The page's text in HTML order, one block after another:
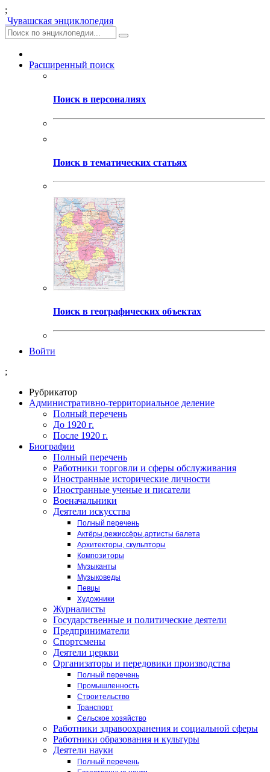
;
Чувашская энциклопедия
Расширенный поиск
Поиск в персоналиях
Поиск в тематических статьях
Поиск в географических объектах
Войти
;
Рубрикатор
Административно-территориальное деление
Полный перечень
До 1920 г.
После 1920 г.
Биографии
Полный перечень
Работники торговли и сферы обслуживания
Иностранные исторические личности
Иностранные ученые и писатели
Военачальники
Деятели искусства
Полный перечень
Актёры,режиссёры,артисты балета
Архитекторы, скульпторы
Композиторы
Музыканты
Музыковеды
Певцы
Художники
Журналисты
Государственные и политические деятели
Предприниматели
Спортсмены
Деятели церкви
Организаторы и передовики производства
Полный перечень
Промышленность
Строительство
Транспорт
Сельское хозяйство
Работники здравоохранения и социальной сферы
Работники образования и культуры
Деятели науки
Полный перечень